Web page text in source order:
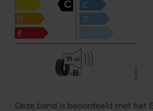
C
71
ABC
Deze band is beoordeeld met het